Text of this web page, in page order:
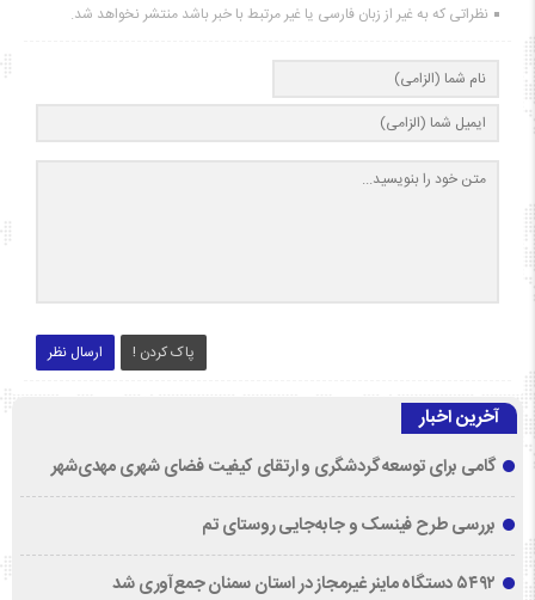
نظراتی که به غیر از زبان فارسی یا غیر مرتبط با خبر باشد منتشر نخواهد شد.
ارسال نظر پاک کردن !
آخرین اخبار
گامی برای توسعه گردشگری و ارتقای کیفیت فضای شهری مهدی‌شهر
بررسی طرح فینسک و جابه‌جایی روستای تم
۵۴۹۲ دستگاه ماینر غیرمجاز در استان سمنان جمع‌آوری شد